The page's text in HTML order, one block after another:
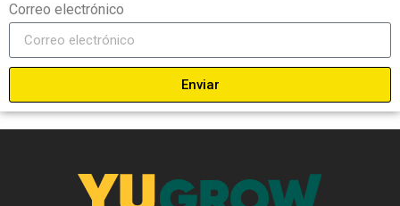
Correo electrónico
Enviar